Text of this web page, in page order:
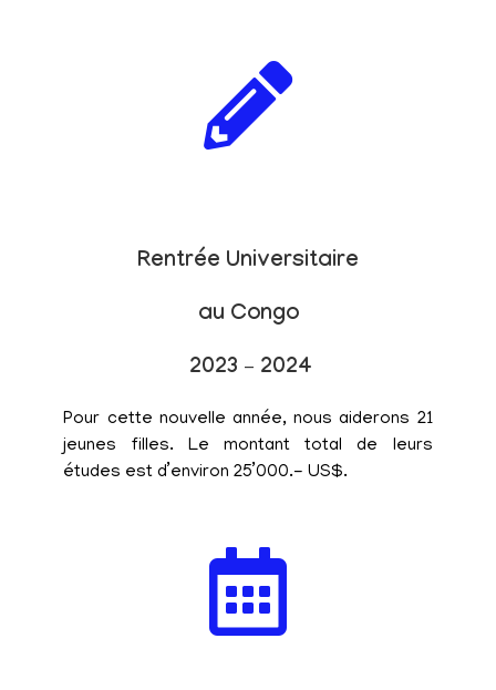
Rentrée Universitaire
au Congo
2023 – 2024
Pour cette nouvelle année, nous aiderons 21
jeunes filles. Le montant total de leurs
études est d’environ 25’000.- US$.